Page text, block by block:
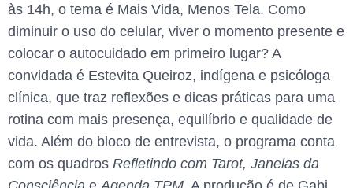
às 14h, o tema é Mais Vida, Menos Tela. Como
diminuir o uso do celular, viver o momento presente e
colocar o autocuidado em primeiro lugar? A
convidada é Estevita Queiroz, indígena e psicóloga
clínica, que traz reflexões e dicas práticas para uma
rotina com mais presença, equilíbrio e qualidade de
vida. Além do bloco de entrevista, o programa conta
com os quadros Refletindo com Tarot, Janelas da